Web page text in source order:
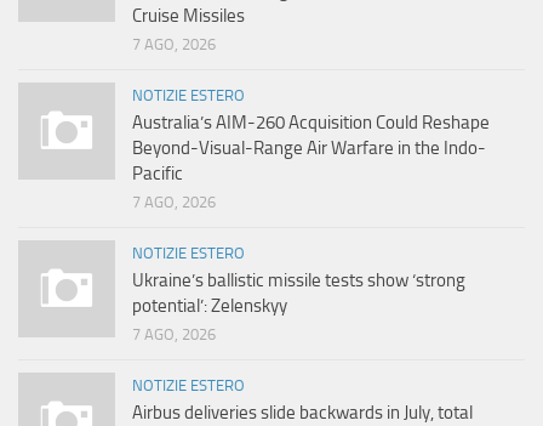
Cruise Missiles
7 AGO, 2026
NOTIZIE ESTERO
Australia’s AIM-260 Acquisition Could Reshape
Beyond-Visual-Range Air Warfare in the Indo-
Pacific
7 AGO, 2026
NOTIZIE ESTERO
Ukraine’s ballistic missile tests show ‘strong
potential’: Zelenskyy
7 AGO, 2026
NOTIZIE ESTERO
Airbus deliveries slide backwards in July, total